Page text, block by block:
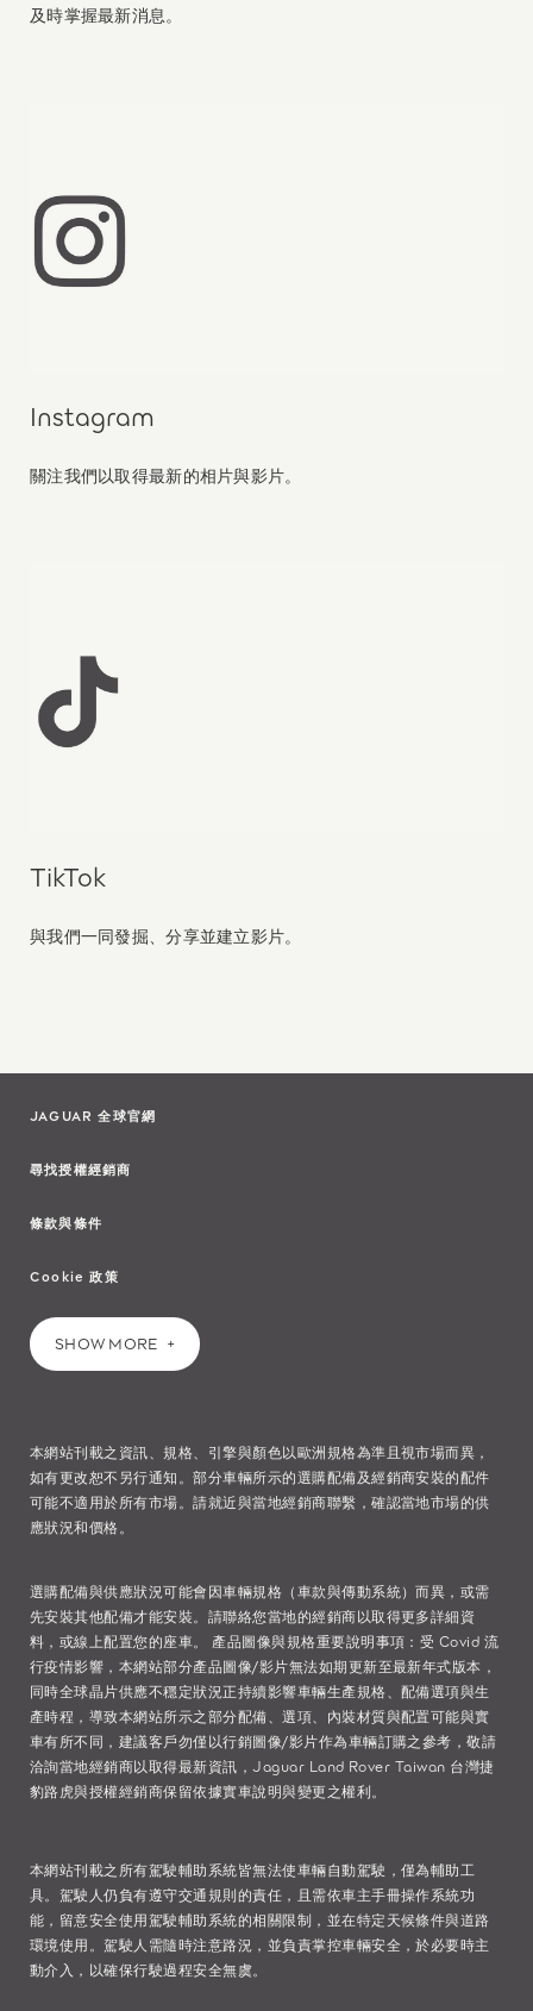
及時掌握最新消息。
Instagram
關注我們以取得最新的相片與影片。
TikTok
與我們一同發掘、分享並建立影片。
JAGUAR 全球官網
尋找授權經銷商
條款與條件
Cookie 政策
SHOW MORE
本網站刊載之資訊、規格、引擎與顏色以歐洲規格為準且視市場而異，
如有更改恕不另行通知。部分車輛所示的選購配備及經銷商安裝的配件
可能不適用於所有市場。請就近與當地經銷商聯繫，確認當地市場的供
應狀況和價格。
選購配備與供應狀況可能會因車輛規格（車款與傳動系統）而異，或需
先安裝其他配備才能安裝。請聯絡您當地的經銷商以取得更多詳細資
料，或線上配置您的座車。 產品圖像與規格重要說明事項：受 Covid 流
行疫情影響，本網站部分產品圖像/影片無法如期更新至最新年式版本，
同時全球晶片供應不穩定狀況正持續影響車輛生產規格、配備選項與生
產時程，導致本網站所示之部分配備、選項、內裝材質與配置可能與實
車有所不同，建議客戶勿僅以行銷圖像/影片作為車輛訂購之參考，敬請
洽詢當地經銷商以取得最新資訊，Jaguar Land Rover Taiwan 台灣捷
豹路虎與授權經銷商保留依據實車說明與變更之權利。
本網站刊載之所有駕駛輔助系統皆無法使車輛自動駕駛，僅為輔助工
具。駕駛人仍負有遵守交通規則的責任，且需依車主手冊操作系統功
能，留意安全使用駕駛輔助系統的相關限制，並在特定天候條件與道路
環境使用。駕駛人需隨時注意路況，並負責掌控車輛安全，於必要時主
動介入，以確保行駛過程安全無虞。